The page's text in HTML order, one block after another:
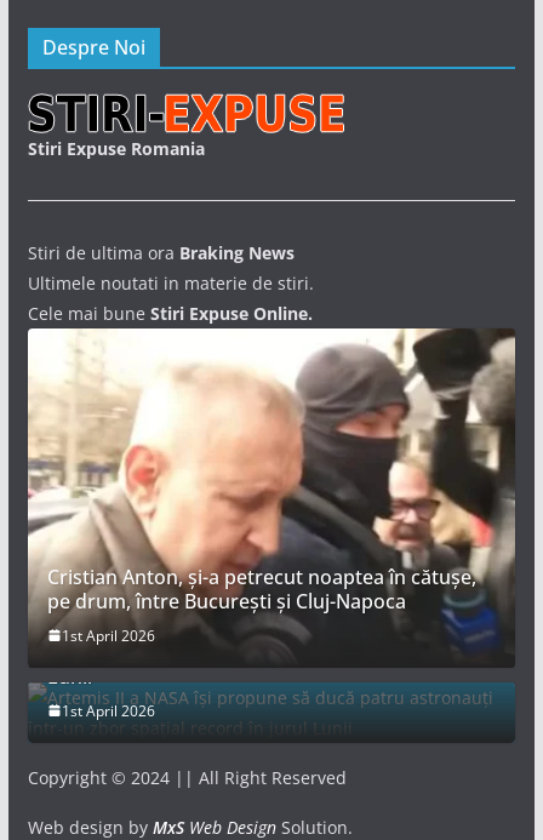
Despre Noi
Stiri Expuse Romania
Stiri de ultima ora Braking News
Ultimele noutati in materie de stiri.
Cele mai bune Stiri Expuse Online.
Cristian Anton, și-a petrecut noaptea în cătușe,
pe drum, între București și Cluj-Napoca
1st April 2026
Artemis II a NASA își propune să ducă patru
astronauți într-un zbor spațial record în jurul
Lunii
1st April 2026
Copyright © 2024 || All Right Reserved
Web design by MxSWeb DesignSolution.